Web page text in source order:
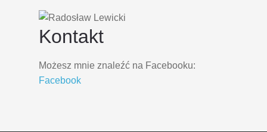
Kontakt
Możesz mnie znaleźć na Facebooku:
Facebook